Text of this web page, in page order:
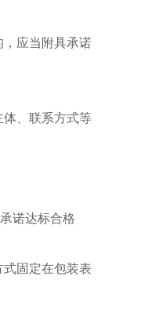
应当附具承诺
、联系方式等
诺达标合格
固定在包装表